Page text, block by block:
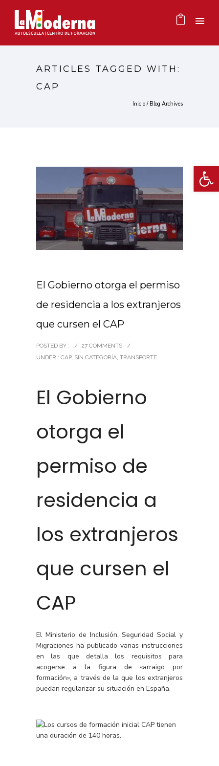
ARTICLES TAGGED WITH:
CAP
Inicio / Blog Archives
El Gobierno otorga el permiso
de residencia a los extranjeros
que cursen el CAP
POSTED BY : / 27 COMMENTS
/
UNDER : CAP, SIN CATEGORÍA TRANSPORTE
El Gobierno
otorga el
permiso de
residencia a
los extranjeros
que cursen el
CAP
El Ministerio de Inclusión, Seguridad Social y
Migraciones ha publicado varias instrucciones
en las que detalla los requisitos para
acogerse a la figura de «arraigo por
formación», a través de la que los extranjeros
puedan regularizar su situación en España.